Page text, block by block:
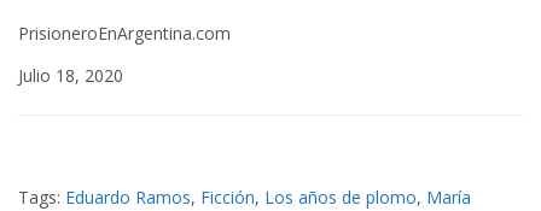
PrisioneroEnArgentina.com
Julio 18, 2020
Tags: Eduardo Ramos, Ficción, Los años de plomo, María